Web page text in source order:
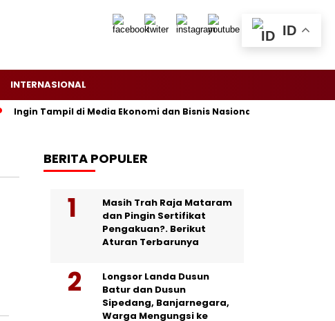
INTERNASIONAL
Ingin Tampil di Media Ekonomi dan Bisnis Nasional? Persrilis.com Siap
BERITA POPULER
Masih Trah Raja Mataram
dan Pingin Sertifikat
Pengakuan?. Berikut
Aturan Terbarunya
Longsor Landa Dusun
Batur dan Dusun
Sipedang, Banjarnegara,
Warga Mengungsi ke
ID